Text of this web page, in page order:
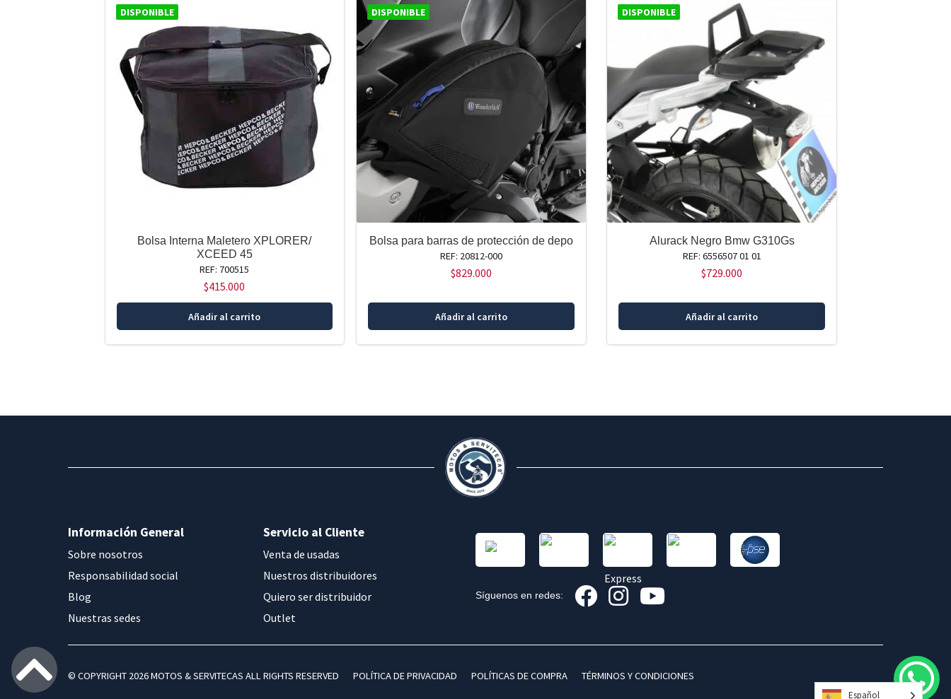
DISPONIBLE
Bolsa Interna Maletero XPLORER/
XCEED 45
REF: 700515
$415.000
Añadir al carrito
DISPONIBLE
Bolsa para barras de protección de depo
REF: 20812-000
$829.000
Añadir al carrito
DISPONIBLE
Alurack Negro Bmw G310Gs
REF: 6556507 01 01
$729.000
Añadir al carrito
Información General
Sobre nosotros
Responsabilidad social
Blog
Nuestras sedes
Servicio al Cliente
Venta de usadas
Nuestros distribuidores
Quiero ser distribuidor
Outlet
Síguenos en redes:
© COPYRIGHT 2026 MOTOS & SERVITECAS ALL RIGHTS RESERVED POLÍTICA DE PRIVACIDAD POLÍTICAS DE COMPRA TÉRMINOS Y CONDICIONES
Español